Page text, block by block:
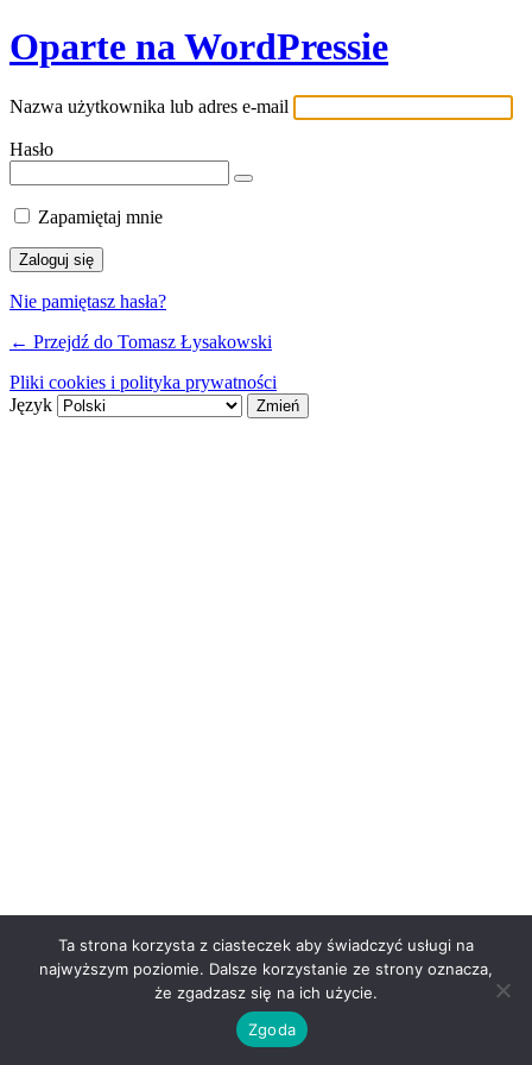
Oparte na WordPressie
Nazwa użytkownika lub adres e-mail
Hasło
Zapamiętaj mnie
Nie pamiętasz hasła?
← Przejdź do Tomasz Łysakowski
Pliki cookies i polityka prywatności
Język
Ta strona korzysta z ciasteczek aby świadczyć usługi na
najwyższym poziomie. Dalsze korzystanie ze strony oznacza,
że zgadzasz się na ich użycie.
Zgoda